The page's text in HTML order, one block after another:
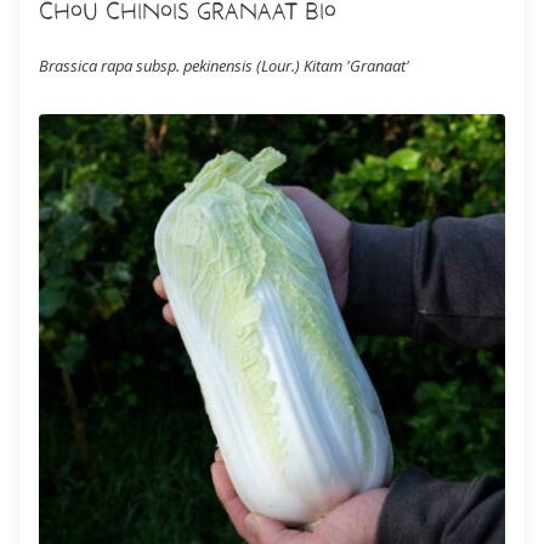
Chou Chinois Granaat Bio
Brassica rapa subsp. pekinensis (Lour.) Kitam 'Granaat'